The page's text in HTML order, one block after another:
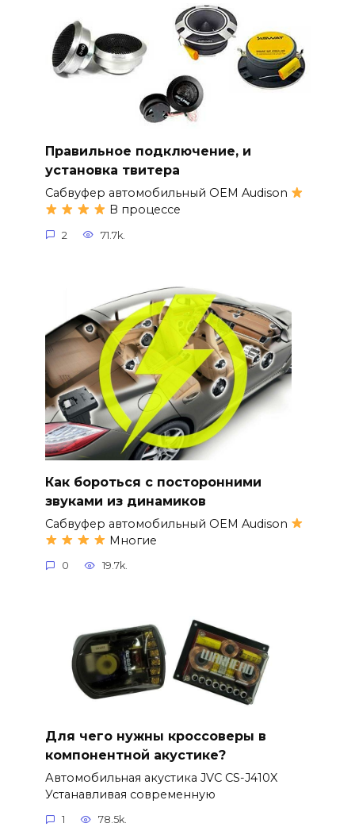
Правильное подключение, и
установка твитера
Сабвуфер автомобильный OEM Audison
В процессе
2 71.7k.
Как бороться с посторонними
звуками из динамиков
Сабвуфер автомобильный OEM Audison
Многие
0 19.7k.
Для чего нужны кроссоверы в
компонентной акустике?
Автомобильная акустика JVC CS-J410X
Устанавливая современную
1 78.5k.